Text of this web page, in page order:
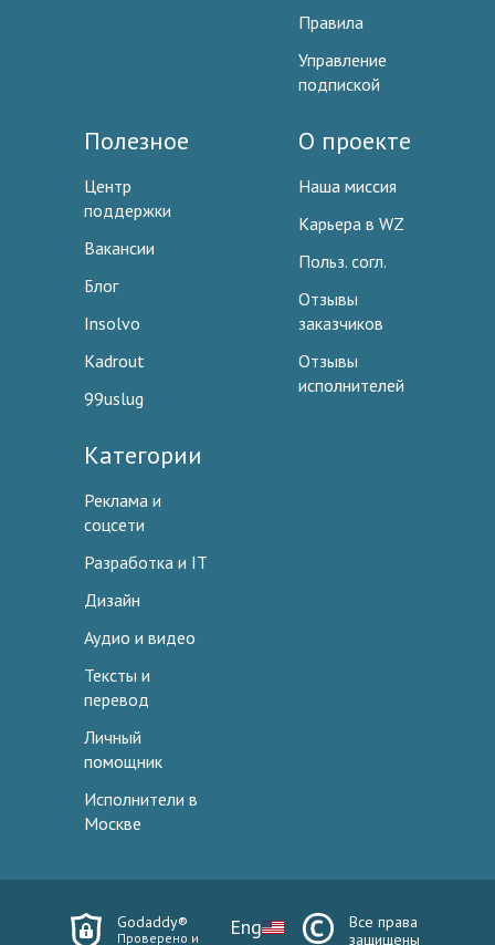
Правила
Управление
подпиской
Полезное
Центр
поддержки
Вакансии
Блог
Insolvo
Kadrout
99uslug
О проекте
Наша миссия
Карьера в WZ
Польз. согл.
Отзывы
заказчиков
Отзывы
исполнителей
Категории
Реклама и
соцсети
Разработка и IT
Дизайн
Аудио и видео
Тексты и
перевод
Личный
помощник
Исполнители в
Москве
Godaddy®
Проверено и Eng
Все права
защищены